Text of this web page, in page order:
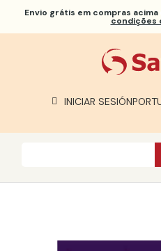
Envio grátis em compras
condições
INICIAR SESIÓN
SOBRE NÓS